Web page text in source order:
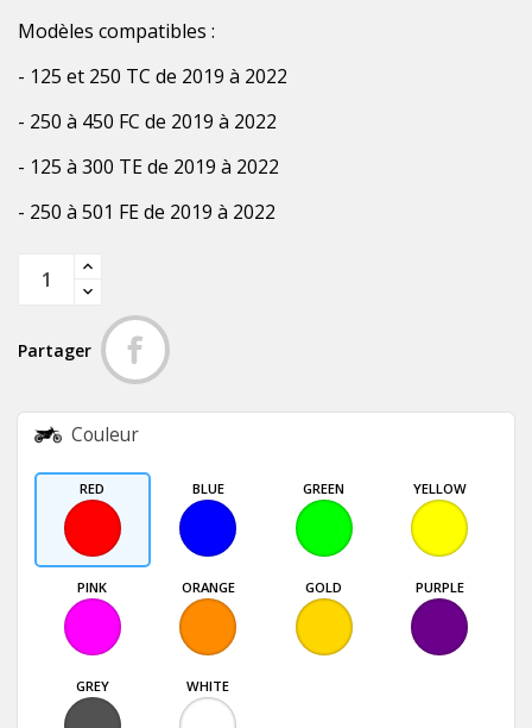
Modèles compatibles :
- 125 et 250 TC de 2019 à 2022
- 250 à 450 FC de 2019 à 2022
- 125 à 300 TE de 2019 à 2022
- 250 à 501 FE de 2019 à 2022
Partager
Couleur
RED BLUE GREEN YELLOW
PINK ORANGE GOLD PURPLE
GREY WHITE